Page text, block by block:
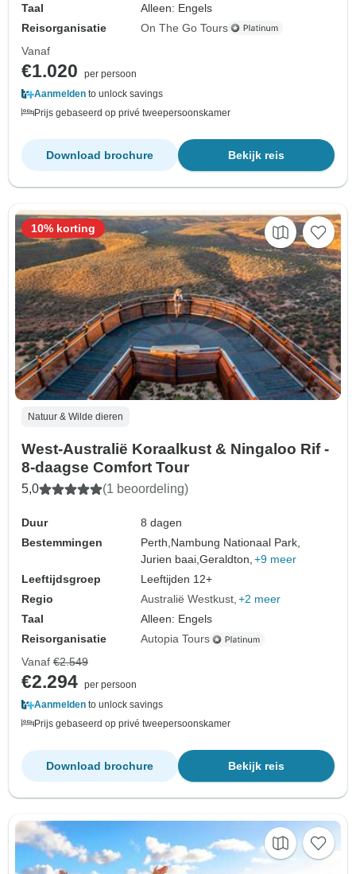
Taal
Alleen: Engels
Reisorganisatie
On The Go Tours
Vanaf
€1.020
per persoon
Aanmelden to unlock savings
Prijs gebaseerd op privé tweepersoonskamer
Bekijk reis
Download brochure
Natuur & Wilde dieren
West-Australië Koraalkust & Ningaloo Rif -
8-daagse Comfort Tour
5,0 (1 beoordeling)
Duur
8 dagen
Bestemmingen
Perth, Nambung Nationaal Park,
Jurien baai,Geraldton, +9 meer
Leeftijdsgroep
Leeftijden 12+
Regio
Australië Westkust +2 meer
Taal
Alleen: Engels
Reisorganisatie
Autopia Tours
10% korting
Vanaf €2.549
€2.294 per persoon
Aanmelden to unlock savings
Prijs gebaseerd op privé tweepersoonskamer
Bekijk reis
Download brochure